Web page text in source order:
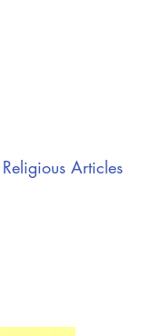
Religious Articles